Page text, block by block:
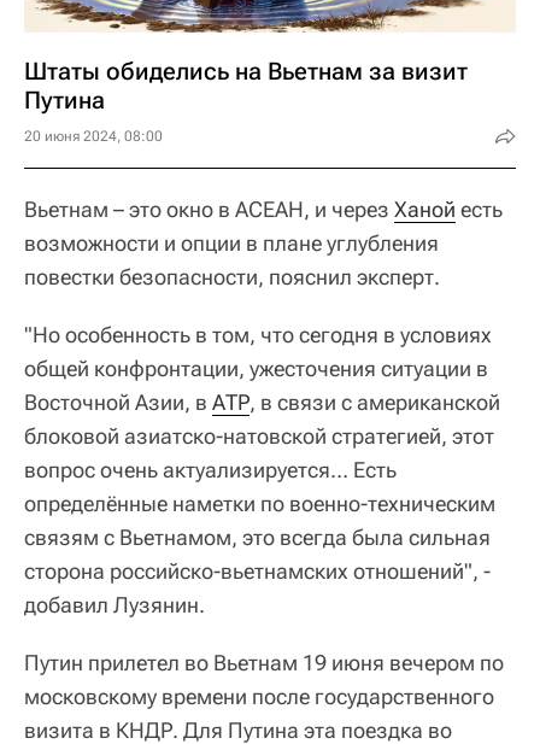
Штаты обиделись на Вьетнам за визит
Путина
20 июня 2024, 08:00
Вьетнам – это окно в АСЕАН, и через Ханой есть
возможности и опции в плане углубления
повестки безопасности, пояснил эксперт.
"Но особенность в том, что сегодня в условиях
общей конфронтации, ужесточения ситуации в
Восточной Азии, в АТР, в связи с американской
блоковой азиатско-натовской стратегией, этот
вопрос очень актуализируется… Есть
определённые наметки по военно-техническим
связям с Вьетнамом, это всегда была сильная
сторона российско-вьетнамских отношений", -
добавил Лузянин.
Путин прилетел во Вьетнам 19 июня вечером по
московскому времени после государственного
визита в КНДР. Для Путина эта поездка во